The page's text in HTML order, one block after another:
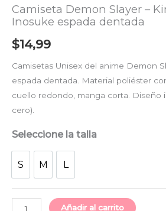
Camiseta Demon Slayer –
Inosuke espada dentada
$14,99
Camisetas Unisex del anime Demon
espada dentada. Material poliéster
cuello redondo, manga corta. Diseño
cero).
Seleccione la talla
S M L
Añadir al carrito